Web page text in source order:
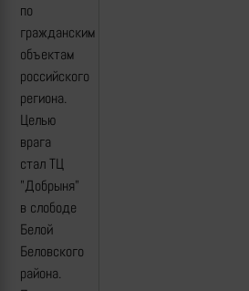
по
гражданским
объектам
российского
региона.
Целью
врага
стал ТЦ
"Добрыня"
в слободе
Белой
Беловского
района.